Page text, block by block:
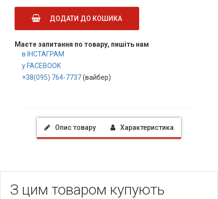
ДОДАТИ ДО КОШИКА
Маєте запитання по товару, пишіть нам
в ІНСТАГРАМ
у FACEBOOK
+38(095) 764-7737(вайбер)
Опис товару Характеристика
З цим товаром купують